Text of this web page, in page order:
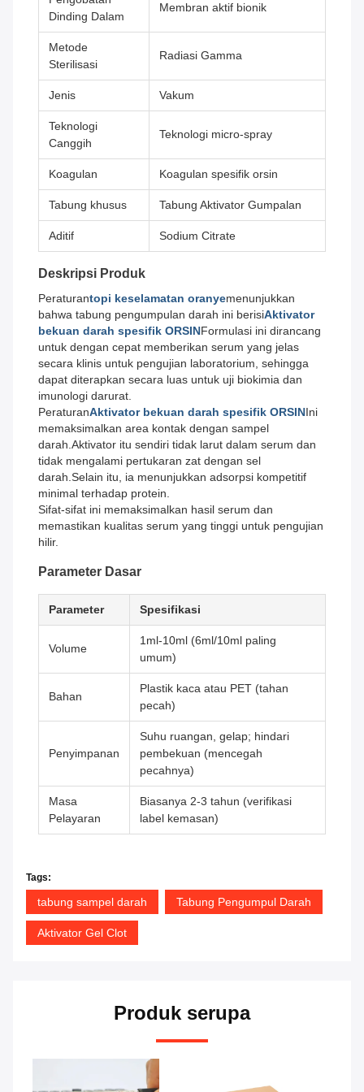
Dinding Dalam
Membran aktif bionik
Metode
Sterilisasi
Radiasi Gamma
Jenis Vakum
Teknologi
Canggih
Teknologi micro-spray
Koagulan Koagulan spesifik orsin
Tabung khusus Tabung Aktivator Gumpalan
Aditif Sodium Citrate
Deskripsi Produk
Peraturantopi keselamatan oranyemenunjukkan
bahwa tabung pengumpulan darah ini berisiAktivator
bekuan darah spesifik ORSINFormulasi ini dirancang
untuk dengan cepat memberikan serum yang jelas
secara klinis untuk pengujian laboratorium, sehingga
dapat diterapkan secara luas untuk uji biokimia dan
imunologi darurat.
PeraturanAktivator bekuan darah spesifik ORSINIni
memaksimalkan area kontak dengan sampel
darah.Aktivator itu sendiri tidak larut dalam serum dan
tidak mengalami pertukaran zat dengan sel
darah.Selain itu, ia menunjukkan adsorpsi kompetitif
minimal terhadap protein.
Sifat-sifat ini memaksimalkan hasil serum dan
memastikan kualitas serum yang tinggi untuk pengujian
hilir.
Parameter Dasar
Parameter Spesifikasi
Volume
1ml-10ml (6ml/10ml paling
umum)
Bahan
Plastik kaca atau PET (tahan
pecah)
Penyimpanan
Suhu ruangan, gelap; hindari
pembekuan (mencegah
pecahnya)
Masa
Pelayaran
Biasanya 2-3 tahun (verifikasi
label kemasan)
Tags:
tabung sampel darah Tabung Pengumpul Darah
Aktivator Gel Clot
Produk serupa